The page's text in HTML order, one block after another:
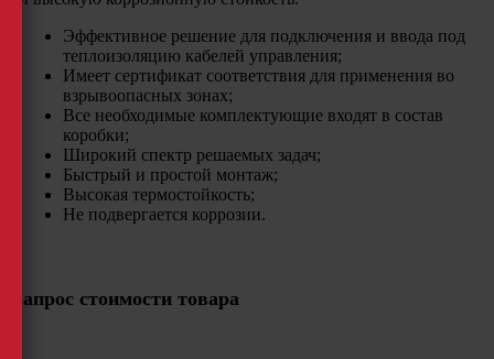
Эффективное решение для подключения и ввода под
теплоизоляцию кабелей управления;
Имеет сертификат соответствия для применения во
взрывоопасных зонах;
Все необходимые комплектующие входят в состав
коробки;
Широкий спектр решаемых задач;
Быстрый и простой монтаж;
Высокая термостойкость;
​Не подвергается коррозии.
Запрос стоимости товара